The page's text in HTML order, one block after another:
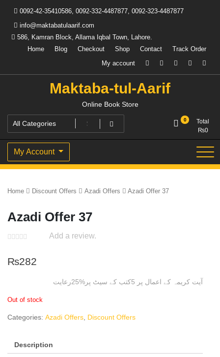
content
0092-42-35410586, 0092-332-4487877, 0092-323-4487877
info@maktabatulaarif.com
586, Kamran Block, Allama Iqbal Town, Lahore.
Home
Blog Checkout Shop Contact
Track Order
My account
Maktaba-tul-Aarif
Online Book Store
0
Total
₨0
My Account
Home Discount Offers Azadi Offers Azadi Offer 37
Azadi Offer 37
Add a review.
₨282
آیت کریمہ کے اعمال پر 5کتب کے سیٹ پر%25رعایت
Out of stock
Categories: Azadi Offers Discount Offers
Description